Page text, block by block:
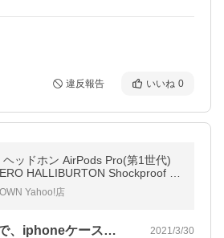
違反報告 いいね 0
ヘッドホン AirPods Pro(第1世代)
HALLIBURTON Shockproof C
Yahoo!店
、iphoneケース… 2021/3/30